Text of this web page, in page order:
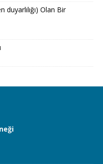
duyarlılığı) Olan Bir